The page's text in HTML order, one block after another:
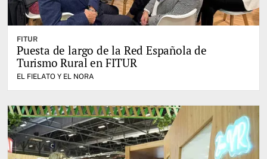
FITUR
Puesta de largo de la Red Española de
Turismo Rural en FITUR
EL FIELATO Y EL NORA